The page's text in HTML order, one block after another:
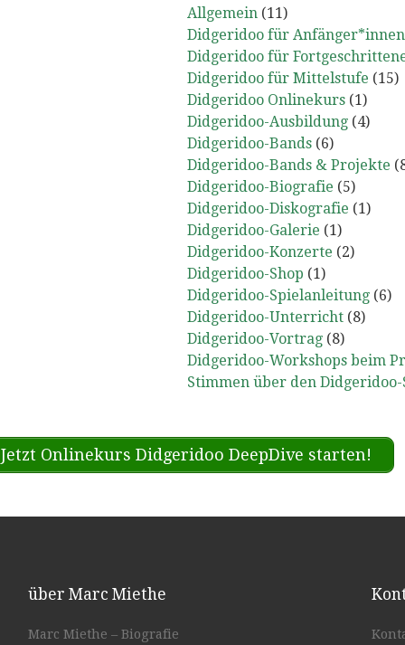
Allgemein (11)
Didgeridoo für Anfänger*innen
Didgeridoo für
Didgeridoo für Mittelstufe (15)
Didgeridoo Onlinekurs (1)
Didgeridoo-Ausbildung (4)
Didgeridoo-Bands (6)
Didgeridoo-Bands & Projekte
Didgeridoo-Biografie (5)
Didgeridoo-Diskografie (1)
Didgeridoo-Galerie (1)
Didgeridoo-Konzerte (2)
Didgeridoo-Shop (1)
Didgeridoo-Spielanleitung (6)
Didgeridoo-Unterricht (8)
Didgeridoo-Vortrag (8)
Didgeridoo-Workshops beim
Stimmen über den
Jetzt Onlinekurs Didgeridoo DeepDive starten!
über Marc Miethe
Marc Miethe – Biografie